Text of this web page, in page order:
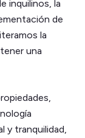
inquilinos, la
de
la
una
y tranquilidad,